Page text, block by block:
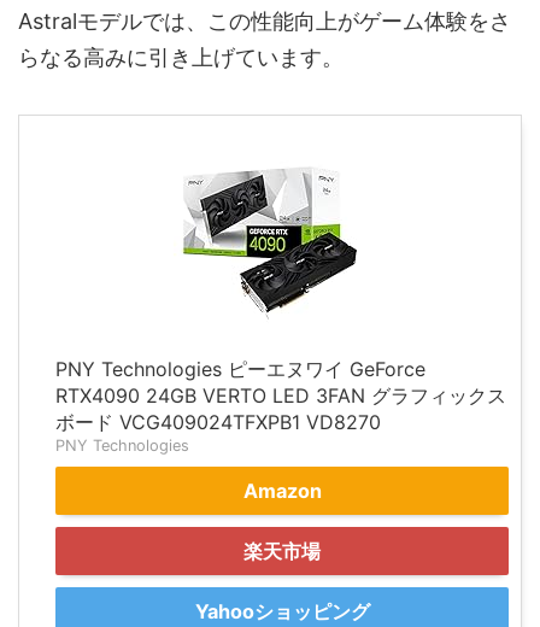
Astralモデルでは、この性能向上がゲーム体験をさ
らなる高みに引き上げています。
PNY Technologies ピーエヌワイ GeForce
RTX4090 24GB VERTO LED 3FAN グラフィックス
ボード VCG409024TFXPB1 VD8270
PNY Technologies
Amazon
楽天市場
Yahooショッピング